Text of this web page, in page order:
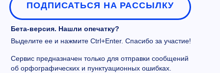
ПОДПИСАТЬСЯ НА РАССЫЛКУ
Бета-версия. Нашли опечатку?
Выделите ее и нажмите Ctrl+Enter. Спасибо за участие!
Сервис предназначен только для отправки сообщений
об орфографических и пунктуационных ошибках.